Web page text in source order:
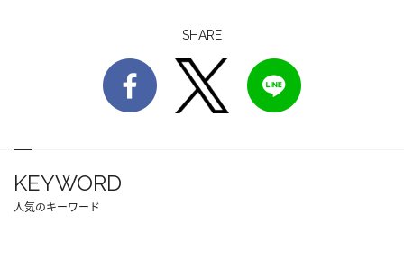
SHARE
KEYWORD
人気のキーワード